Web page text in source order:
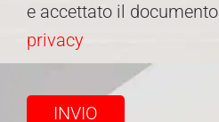
e accettato il documento
privacy
INVIO